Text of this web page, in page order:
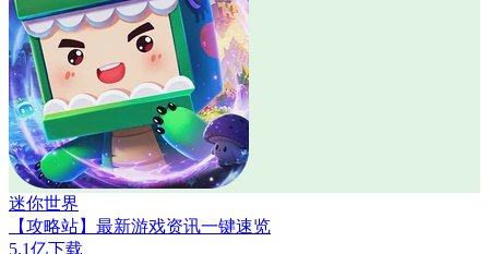
迷你世界
【攻略站】最新游戏资讯一键速览
5.1亿下载